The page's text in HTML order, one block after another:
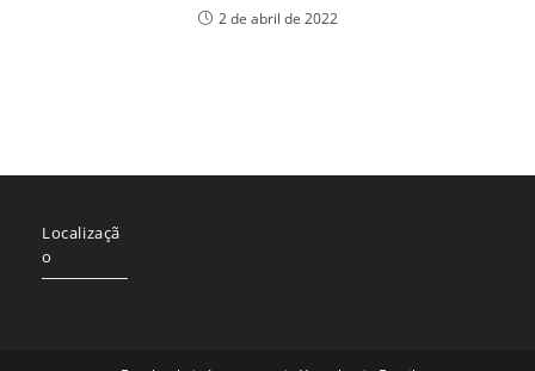
2 de abril de 2022
Localizaçã
o